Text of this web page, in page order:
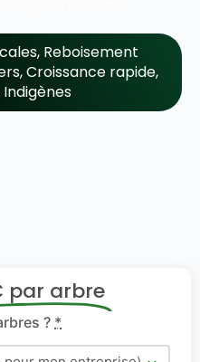
, Reboisement
,Croissance rapide,
par arbre
? *